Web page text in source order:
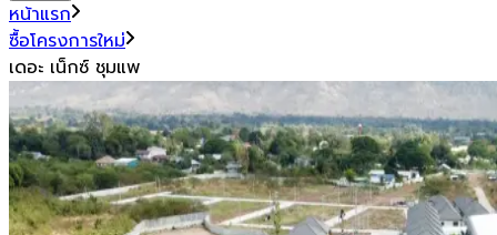
หน้าแรก
ซื้อโครงการใหม่
เดอะ เน็กซ์ ชุมแพ